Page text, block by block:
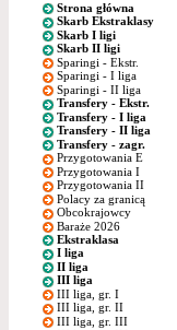
Strona główna
Skarb Ekstraklasy
Skarb I ligi
Skarb II ligi
Sparingi - Ekstr.
Sparingi - I liga
Sparingi - II liga
Transfery - Ekstr.
Transfery - I liga
Transfery - II liga
Transfery - zagr.
Przygotowania E
Przygotowania I
Przygotowania II
Polacy za granicą
Obcokrajowcy
Baraże 2026
Ekstraklasa
I liga
II liga
III liga
III liga, gr. I
III liga, gr. II
III liga, gr. III